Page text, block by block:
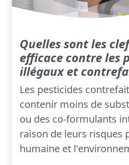
Quelles sont les
efficace contre les
illégaux et
Les pesticides
contenir moins de
ou des co-formulants
raison de leurs risques
humaine et